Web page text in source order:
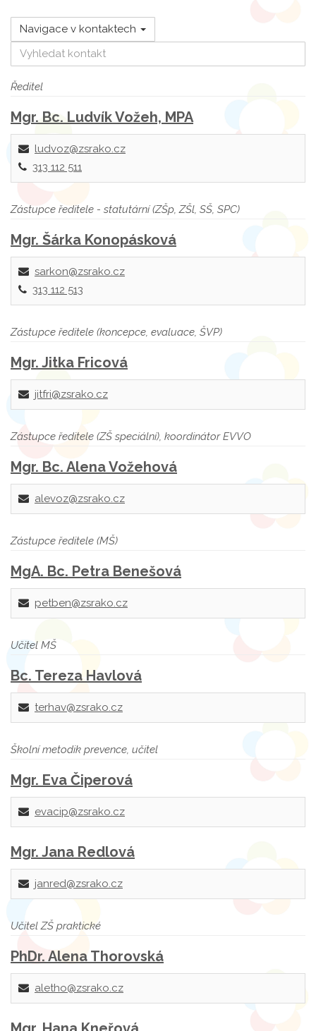
Navigace v kontaktech
Ředitel
Mgr. Bc. Ludvík Vožeh, MPA
ludvoz@zsrako.cz
313 112 511
Zástupce ředitele - statutární (ZŠp, ZŠl, SŠ, SPC)
Mgr. Šárka Konopásková
sarkon@zsrako.cz
313 112 513
Zástupce ředitele (koncepce, evaluace, ŠVP)
Mgr. Jitka Fricová
jitfri@zsrako.cz
Zástupce ředitele (ZŠ speciální), koordinátor EVVO
Mgr. Bc. Alena Vožehová
alevoz@zsrako.cz
Zástupce ředitele (MŠ)
MgA. Bc. Petra Benešová
petben@zsrako.cz
Učitel MŠ
Bc. Tereza Havlová
terhav@zsrako.cz
Školní metodik prevence, učitel
Mgr. Eva Čiperová
evacip@zsrako.cz
Mgr. Jana Redlová
janred@zsrako.cz
Učitel ZŠ praktické
PhDr. Alena Thorovská
aletho@zsrako.cz